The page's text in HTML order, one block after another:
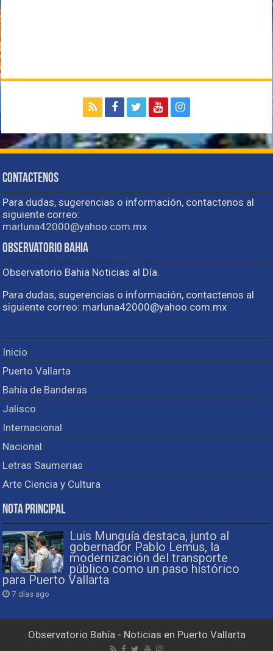
Contactenos
Para dudas, sugerencias o información, contactenos al
siguiente correo:
marluna42000@yahoo.com.mx
Observatorio Bahia
Observatorio Bahia Noticias al Día.
Para dudas, sugerencias o información, contactenos al
siguiente correo: marluna42000@yahoo.com.mx
Inicio
Puerto Vallarta
Bahía de Banderas
Jalisco
Internacional
Nacional
Letras Saumerias
Arte Ciencia y Cultura
Nota Principal
Luis Munguía destaca, junto al
gobernador Pablo Lemus, la
modernización del transporte
público como un paso histórico
para Puerto Vallarta
7 días ago
Observatorio Bahía - Noticias en Puerto Vallarta